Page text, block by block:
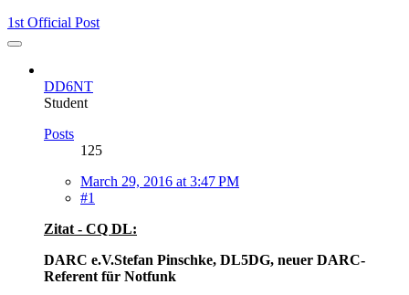
1st Official Post
DD6NT
Student
Posts
125
March 29, 2016 at 3:47 PM
#1
Zitat - CQ DL:
DARC e.V.Stefan Pinschke, DL5DG, neuer DARC-
Referent für Notfunk